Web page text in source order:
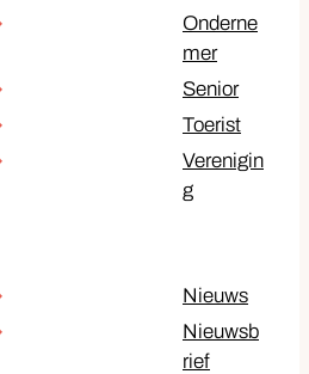
Onderne
mer
Senior
Toerist
Verenigin
g
Nieuws
Nieuwsb
rief